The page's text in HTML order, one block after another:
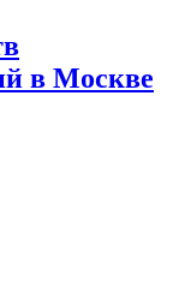
в Москве